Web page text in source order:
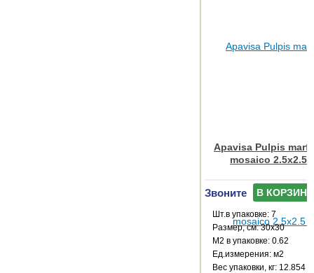
Apavisa Pulpis
mosaico 2.5x2.5
Звоните В КОРЗИНУ
Шт.в упаковке: 7
Размер, см: 30x30
М2 в упаковке: 0.62
Ед.измерения: м2
Веc упаковки, кг: 12.854